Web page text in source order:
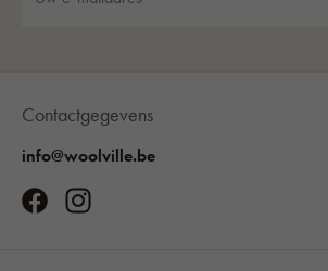
Contactgegevens
info@woolville.be